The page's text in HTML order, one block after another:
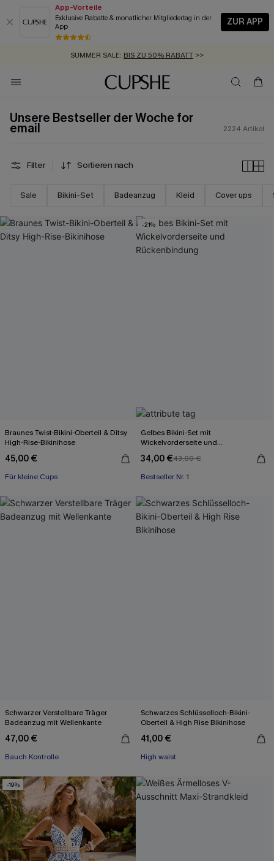
App-Vorteile
Exklusive Rabatte & monatlicher Mitgliedertag in der
App
ZUR APP
GRATIS MASSBAND MIT JEDEM SCHNELLVERSAND-ARTIKEL >>
SUMMER SALE:
ZUM NEWSLETTER:BIS ZU -20% EXTRA ERHALTEN
KOSTENLOSER VERSAND AB 89 €
Unsere Bestseller der Woche for
email 2224 Artikel
Filter Sortieren nach
Sale Bikini-Set Badeanzug Kleid Cover ups
Braunes Twist-Bikini-Oberteil & Ditsy
High-Rise-Bikinihose
45,00 €
Für kleine Cups
-21%
Gelbes Bikini-Set mit
Wickelvorderseite und
34,00 €43,00 €
Bestseller Nr. 1
Schwarzer Verstellbare Träger
Badeanzug mit Wellenkante
47,00 €
Bauch Kontrolle
Schwarzes Schlüsselloch-Bikini-
Oberteil & High Rise Bikinihose
41,00 €
High waist
-19%